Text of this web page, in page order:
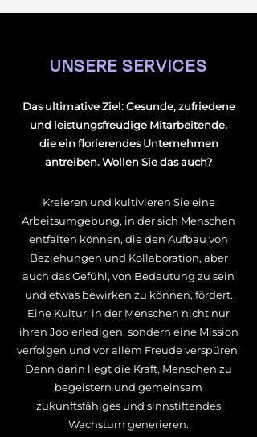
UNSERE SERVICES
Das ultimative Ziel: Gesunde, zufriedene
und leistungsfreudige Mitarbeitende,
die ein florierendes Unternehmen
antreiben. Wollen Sie das auch?
Kreieren und kultivieren Sie eine
Arbeitsumgebung, in der sich Menschen
entfalten können, die den Aufbau von
Beziehungen und Kollaboration, aber
auch das Gefühl, von Bedeutung zu sein
und etwas bewirken zu können, fördert.
Eine Kultur, in der Menschen nicht nur
ihren Job erledigen, sondern eine Mission
verfolgen und vor allem Freude verspüren.
Denn darin liegt die Kraft, Menschen zu
begeistern und gemeinsam
zukunftsfähiges und sinnstiftendes
Wachstum generieren.